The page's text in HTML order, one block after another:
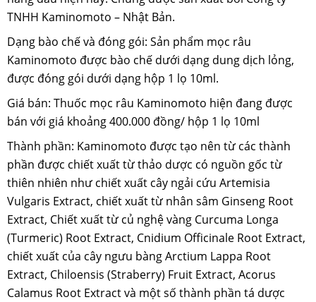
TNHH Kaminomoto – Nhật Bản.
Dạng bào chế và đóng gói: Sản phẩm mọc râu
Kaminomoto được bào chế dưới dạng dung dịch lỏng,
được đóng gói dưới dạng hộp 1 lọ 10ml.
Giá bán: Thuốc mọc râu Kaminomoto hiện đang được
bán với giá khoảng 400.000 đồng/ hộp 1 lọ 10ml
Thành phần: Kaminomoto được tạo nên từ các thành
phần được chiết xuất từ thảo dược có nguồn gốc từ
thiên nhiên như chiết xuất cây ngải cứu Artemisia
Vulgaris Extract, chiết xuất từ nhân sâm Ginseng Root
Extract, Chiết xuất từ củ nghệ vàng Curcuma Longa
(Turmeric) Root Extract, Cnidium Officinale Root Extract,
chiết xuất của cây ngưu bàng Arctium Lappa Root
Extract, Chiloensis (Straberry) Fruit Extract, Acorus
Calamus Root Extract và một số thành phần tá dược